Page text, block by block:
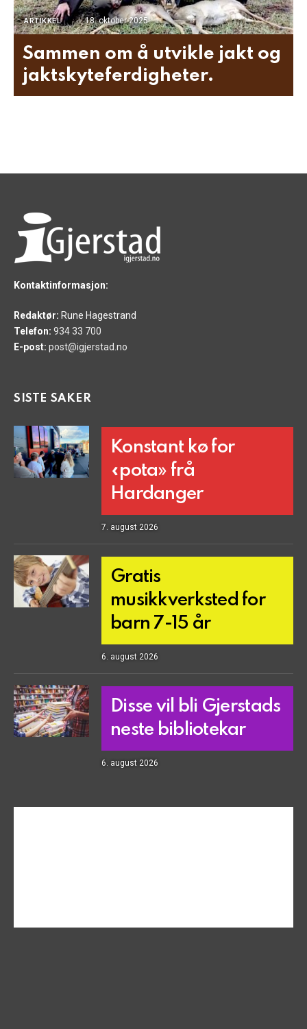
ARTIKKEL 18. oktober 2025
Sammen om å utvikle jakt og
jaktskyteferdigheter.
Kontaktinformasjon:
Redaktør: Rune Hagestrand
Telefon: 934 33 700
E-post: post@igjerstad.no
SISTE SAKER
Konstant kø for
«pota» frå
Hardanger
7. august 2026
Gratis
musikkverksted for
barn 7-15 år
6. august 2026
Disse vil bli Gjerstads
neste bibliotekar
6. august 2026